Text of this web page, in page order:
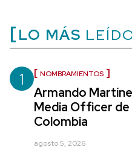
LO MÁS
1 NOMBRAMIENTOS
Armando
Media Officer de
Colombia
agosto 5, 2026